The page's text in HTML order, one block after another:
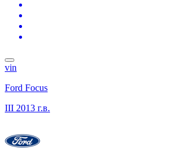
vin
Ford Focus
III 2013 г.в.